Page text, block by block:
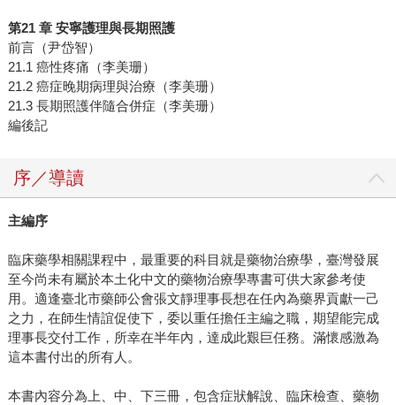
第21 章 安寧護理與長期照護
前言（尹岱智）
21.1 癌性疼痛（李美珊）
21.2 癌症晚期病理與治療（李美珊）
21.3 長期照護伴隨合併症（李美珊）
編後記
序／導讀
主編序
臨床藥學相關課程中，最重要的科目就是藥物治療學，臺灣發展
至今尚未有屬於本土化中文的藥物治療學專書可供大家參考使
用。適逢臺北市藥師公會張文靜理事長想在任內為藥界貢獻一己
之力，在師生情誼促使下，委以重任擔任主編之職，期望能完成
理事長交付工作，所幸在半年內，達成此艱巨任務。滿懷感激為
這本書付出的所有人。
本書內容分為上、中、下三冊，包含症狀解說、臨床檢查、藥物